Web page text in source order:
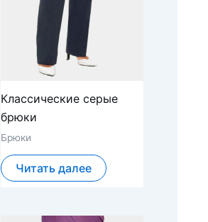
Классические серые
брюки
Брюки
Читать далее